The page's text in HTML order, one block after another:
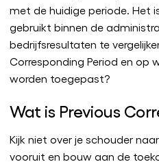
met de huidige periode. Het
gebruikt binnen de
bedrijfsresultaten te
Corresponding Period en op
worden toegepast?
Wat is Previous
Kijk niet over je schouder
vooruit en bouw aan de